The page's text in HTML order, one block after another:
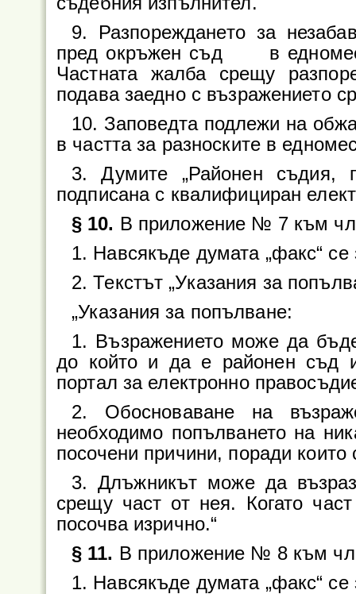
9. Разпореждането за
пред окръжен съд в
Частната жалба срещу
подава заедно с възражението
10. Заповедта подлежи на
в частта за разноските в
3. Думите „Районен съдия,
подписана с квалифициран
§ 10. В приложение № 7 към
1. Навсякъде думата „факс“ се
2. Текстът „Указания за
„Указания за попълване:
1. Възражението може да
до който и да е районен съд
портал за електронно
2. Обосноваване на
необходимо попълването на
посочени причини, поради които
3. Длъжникът може да
срещу част от нея. Когато
посочва изрично.“
§ 11. В приложение № 8 към
1. Навсякъде думата „факс“ се